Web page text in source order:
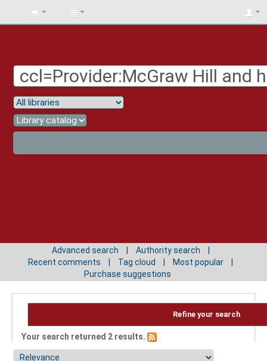
BIBLIOTECA
Advanced search
Authority search
Recent comments
Tag cloud
Most popular
Purchase suggestions
Refine your search
Your search returned 2 results.